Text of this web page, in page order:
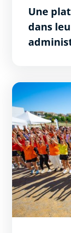
Une
dans
Journée